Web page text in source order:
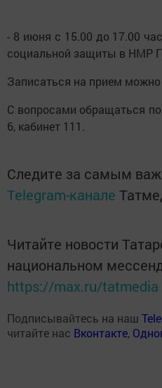
- 8 июня с 15.00 до 17.00
социальной защиты в НМР
Записаться на прием можно
С вопросами обращаться по
6, кабинет 111.
Следите за самым
Telegram-канале
Читайте новости
национальном
https://max.ru/tatmedia
Подписывайтесь на наш
читайте нас Вконтакте,